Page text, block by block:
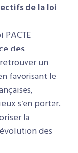
de la loi
des
retrouver un
favorisant le
s’en porter.
la
des